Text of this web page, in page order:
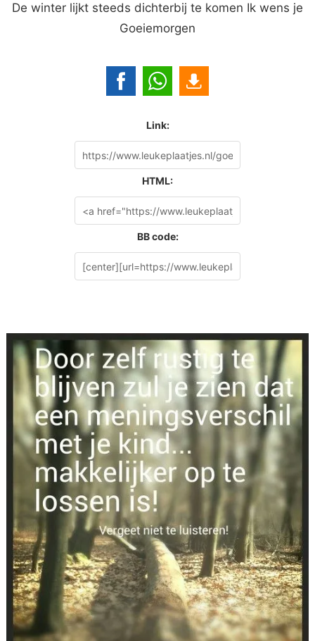
De winter lijkt steeds dichterbij te komen Ik wens je
Goeiemorgen
Link:
HTML:
BB code: